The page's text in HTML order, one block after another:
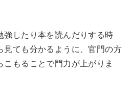
強したり本を読んだりする時
見ても分かるように、官門の方
もることで門力が上がりま